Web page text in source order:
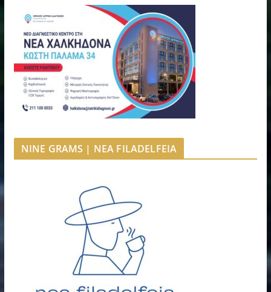
NINE GRAMS | NEA FILADELFEIA